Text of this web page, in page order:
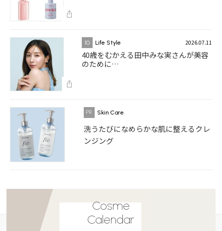
10 Life Style 2026.07.11
40歳をむかえる田中みな実さんが美容
のために…
Skin Care
洗うたびになめらかな肌に整えるクレ
ンジング
Cosme
Calendar